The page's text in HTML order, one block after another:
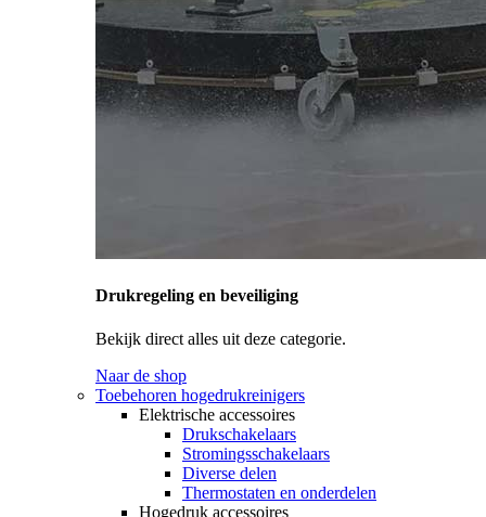
Drukregeling en beveiliging
Bekijk direct alles uit deze categorie.
Naar de shop
Toebehoren hogedrukreinigers
Elektrische accessoires
Drukschakelaars
Stromingsschakelaars
Diverse delen
Thermostaten en onderdelen
Hogedruk accessoires